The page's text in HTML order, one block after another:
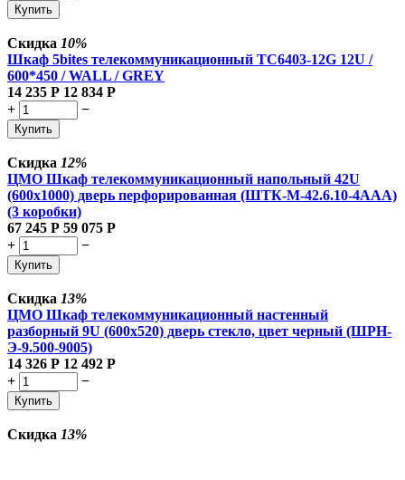
Купить
Скидка 10%
Шкаф 5bites телекоммуникационный TC6403-12G 12U /
600*450 / WALL / GREY
14 235 Р 12 834 Р
+
−
Купить
Скидка 12%
ЦМО Шкаф телекоммуникационный напольный 42U
(600x1000) дверь перфорированная (ШТК-М-42.6.10-4ААА)
(3 коробки)
67 245 Р 59 075 Р
+
−
Купить
Скидка 13%
ЦМО Шкаф телекоммуникационный настенный
разборный 9U (600х520) дверь стекло, цвет черный (ШРН-
Э-9.500-9005)
14 326 Р 12 492 Р
+
−
Купить
Скидка 13%